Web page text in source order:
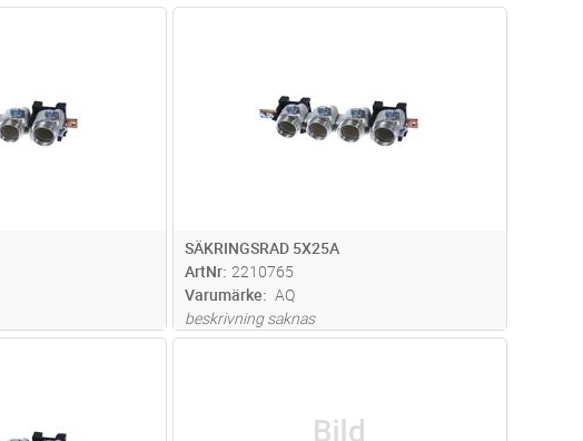
SÄKRINGSRAD 5X25A
ArtNr 2210765
Varumärke
AQ
beskrivning saknas